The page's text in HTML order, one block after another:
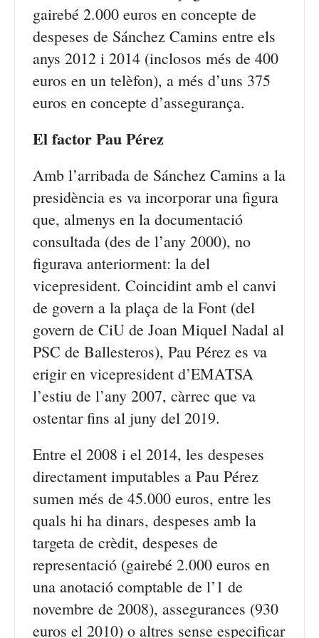
gairebé 2.000 euros en concepte de
despeses de Sánchez Camins entre els
anys 2012 i 2014 (inclosos més de 400
euros en un telèfon), a més d’uns 375
euros en concepte d’assegurança.
El factor Pau Pérez
Amb l’arribada de Sánchez Camins a la
presidència es va incorporar una figura
que, almenys en la documentació
consultada (des de l’any 2000), no
figurava anteriorment: la del
vicepresident. Coincidint amb el canvi
de govern a la plaça de la Font (del
govern de CiU de Joan Miquel Nadal al
PSC de Ballesteros), Pau Pérez es va
erigir en vicepresident d’EMATSA
l’estiu de l’any 2007, càrrec que va
ostentar fins al juny del 2019.
Entre el 2008 i el 2014, les despeses
directament imputables a Pau Pérez
sumen més de 45.000 euros, entre les
quals hi ha dinars, despeses amb la
targeta de crèdit, despeses de
representació (gairebé 2.000 euros en
una anotació comptable de l’1 de
novembre de 2008), assegurances (930
euros el 2010) o altres sense especificar